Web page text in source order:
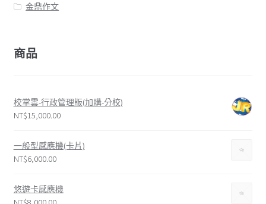
金鼎作文
商品
校掌雲-行政管理版(加購-分校)
NT$15,000.00
一般型感應機(卡片)
NT$6,000.00
悠遊卡感應機